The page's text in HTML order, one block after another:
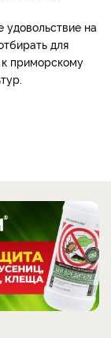
удовольствие на
для
приморскому